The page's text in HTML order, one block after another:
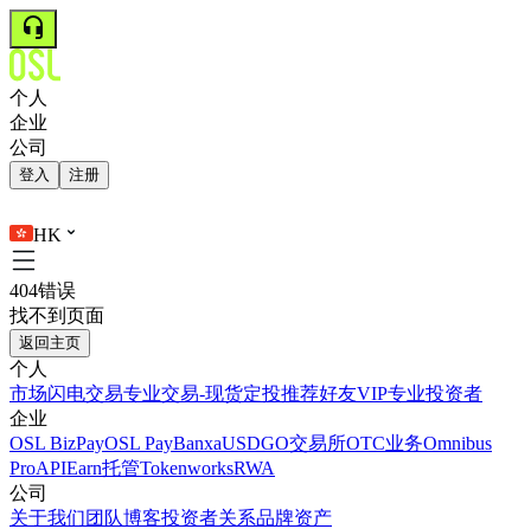
个人
企业
公司
登入 注册
HK
404错误
找不到页面
返回主页
个人
市场闪电交易专业交易-现货定投推荐好友VIP专业投资者
企业
OSL BizPayOSL PayBanxaUSDGO交易所OTC业务Omnibus
ProAPIEarn托管TokenworksRWA
公司
关于我们团队博客投资者关系品牌资产